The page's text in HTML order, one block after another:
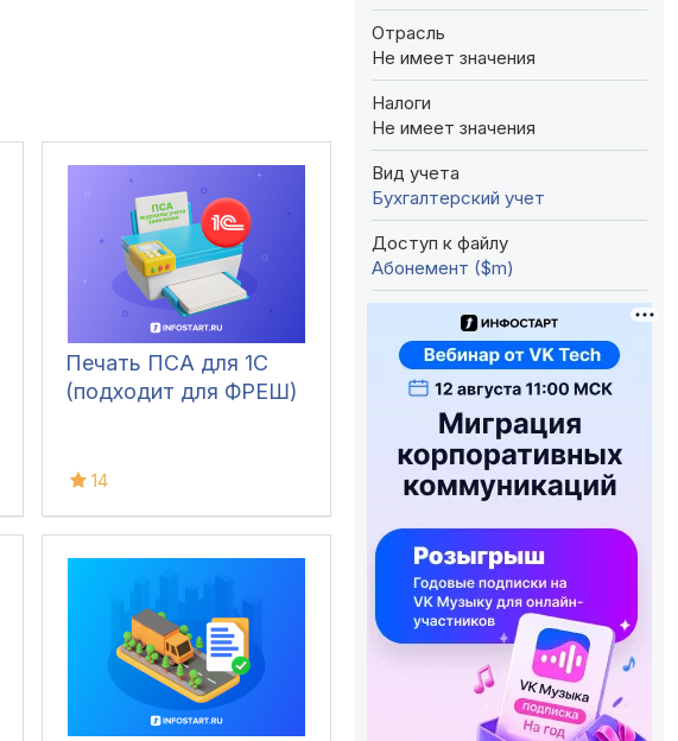
Печать ПСА для 1С
(подходит для ФРЕШ)
14
Отрасль
Не имеет значения
Налоги
Не имеет значения
Вид учета
Бухгалтерский учет
Доступ к файлу
Абонемент ($m)